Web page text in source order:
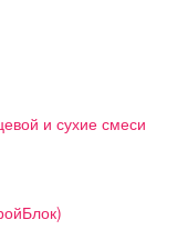
и сухие смеси